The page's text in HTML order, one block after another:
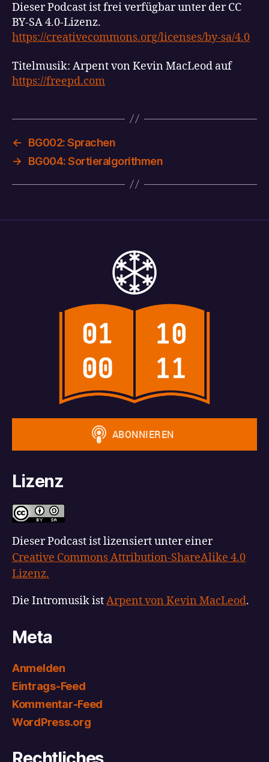
Dieser Podcast ist frei verfügbar unter der CC
BY-SA 4.0-Lizenz.
https://creativecommons.org/licenses/by-sa/4.0
Titelmusik: Arpent von Kevin MacLeod auf
https://freepd.com
←
BG002: Sprachen
→
BG004: Sortieralgorithmen
Lizenz
Dieser Podcast ist lizensiert unter einer
Creative Commons Attribution-ShareAlike 4.0
Lizenz.
Die Intromusik istArpent von Kevin MacLeod.
Meta
Anmelden
Eintrags-Feed
Kommentar-Feed
WordPress.org